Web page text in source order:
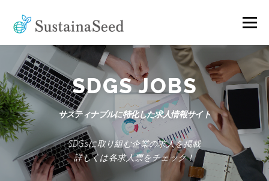
ス
キ
ッ
プ
メニュー
TOP ABOUT CONTACT COMPANY
[ADVISORY] [CROWDFUNDING]
SDGS JOBS
サスティナブルに特化した求人情報サイト
SDGsに取り組む企業の求人を掲載
詳しくは各求人票をチェック！